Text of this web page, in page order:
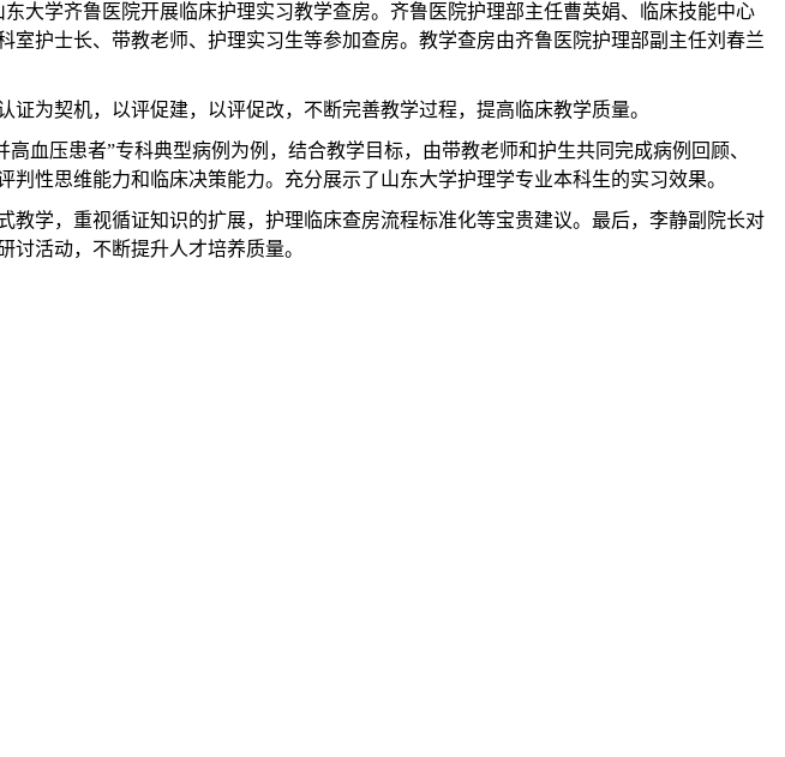
大学齐鲁医院开展临床护理实习教学查房。齐鲁医院护理部主任曹英娟、临床技能中心
护士长、带教老师、护理实习生等参加查房。教学查房由齐鲁医院护理部副主任刘春兰
为契机，以评促建，以评促改，不断完善教学过程，提高临床教学质量。
血压患者”专科典型病例为例，结合教学目标，由带教老师和护生共同完成病例回顾、
性思维能力和临床决策能力。充分展示了山东大学护理学专业本科生的实习效果。
学，重视循证知识的扩展，护理临床查房流程标准化等宝贵建议。最后，李静副院长对
活动，不断提升人才培养质量。